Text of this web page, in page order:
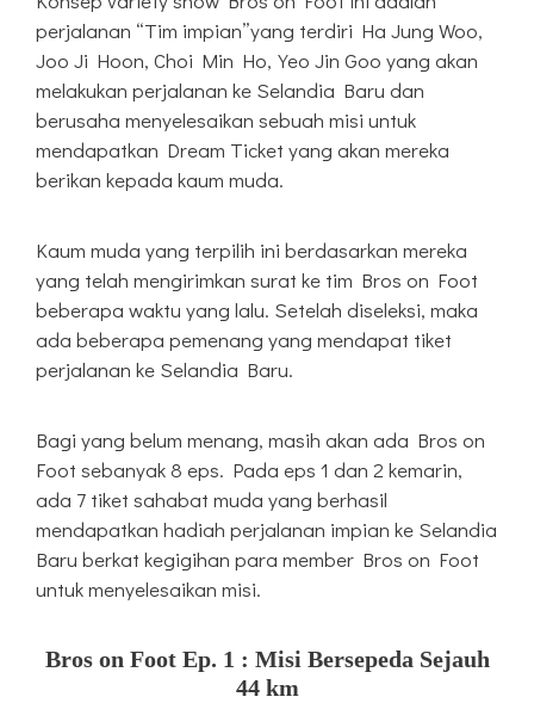
perjalanan “Tim impian”yang terdiri Ha Jung Woo,
Joo Ji Hoon, Choi Min Ho,Yeo Jin Goo yang akan
melakukan perjalanan ke Selandia Baru dan
berusaha menyelesaikan sebuah misi untuk
mendapatkan Dream Ticket yang akan mereka
berikan kepada kaum muda.
Kaum muda yang terpilih ini berdasarkan mereka
yang telah mengirimkan surat ke tim Bros on Foot
beberapa waktu yang lalu. Setelah diseleksi, maka
ada beberapa pemenang yang mendapat tiket
perjalanan ke Selandia Baru.
Bagi yang belum menang, masih akan ada Bros on
Foot sebanyak 8 eps. Pada eps 1 dan 2 kemarin,
ada 7 tiket sahabat muda yang berhasil
mendapatkan hadiah perjalanan impian ke Selandia
Baru berkat kegigihan para member Bros on Foot
untuk menyelesaikan misi.
Bros on Foot Ep. 1 : Misi Bersepeda Sejauh
44 km